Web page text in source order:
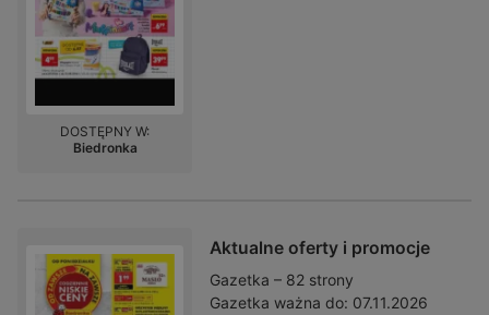
DOSTĘPNY W:
Biedronka
Aktualne oferty i promocje
Gazetka – 82 strony
Gazetka ważna do: 07.11.2026